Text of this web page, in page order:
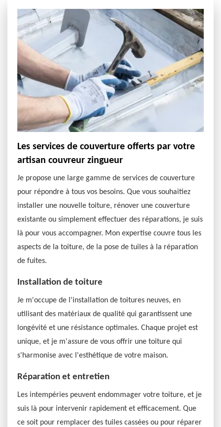
Les services de couverture offerts par votre
artisan couvreur zingueur
Je propose une large gamme de services de couverture
pour répondre à tous vos besoins. Que vous souhaitiez
installer une nouvelle toiture, rénover une couverture
existante ou simplement effectuer des réparations, je suis
là pour vous accompagner. Mon expertise couvre tous les
aspects de la toiture, de la pose de tuiles à la réparation
de fuites.
Installation de toiture
Je m'occupe de l'installation de toitures neuves, en
utilisant des matériaux de qualité qui garantissent une
longévité et une résistance optimales. Chaque projet est
unique, et je m'assure de vous offrir une toiture qui
s'harmonise avec l'esthétique de votre maison.
Réparation et entretien
Les intempéries peuvent endommager votre toiture, et je
suis là pour intervenir rapidement et efficacement. Que
ce soit pour remplacer des tuiles cassées ou pour réparer